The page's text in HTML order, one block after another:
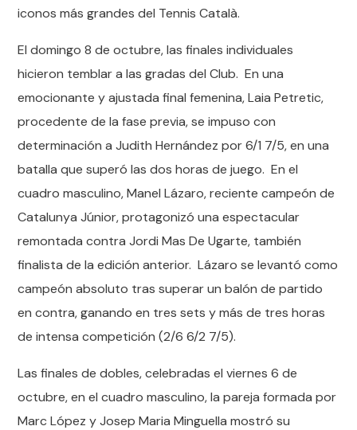
iconos más grandes del Tennis Català.
El domingo 8 de octubre, las finales individuales
hicieron temblar a las gradas del Club. En una
emocionante y ajustada final femenina, Laia Petretic,
procedente de la fase previa, se impuso con
determinación a Judith Hernández por 6/1 7/5, en una
batalla que superó las dos horas de juego. En el
cuadro masculino, Manel Lázaro, reciente campeón de
Catalunya Júnior, protagonizó una espectacular
remontada contra Jordi Mas De Ugarte, también
finalista de la edición anterior. Lázaro se levantó como
campeón absoluto tras superar un balón de partido
en contra, ganando en tres sets y más de tres horas
de intensa competición (2/6 6/2 7/5).
Las finales de dobles, celebradas el viernes 6 de
octubre, en el cuadro masculino, la pareja formada por
Marc López y Josep Maria Minguella mostró su